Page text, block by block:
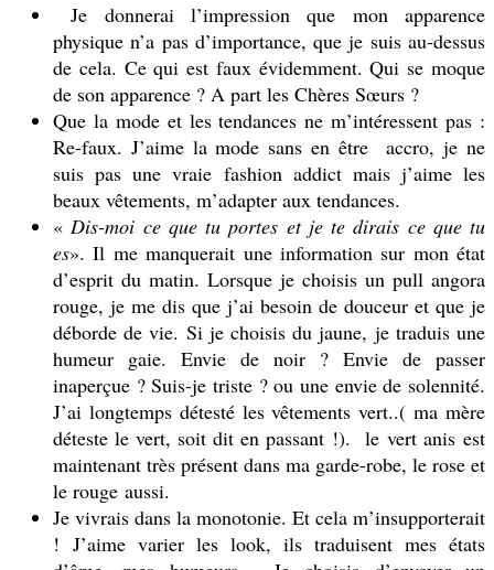
Je donnerai l’impression que mon apparence
physique n’a pas d’importance, que je suis au-dessus
de cela. Ce qui est faux évidemment. Qui se moque
de son apparence ? A part les Chères Sœurs ?
Que la mode et les tendances ne m’intéressent pas :
Re-faux. J’aime la mode sans en être accro, je ne
suis pas une vraie fashion addict mais j’aime les
beaux vêtements, m’adapter aux tendances.
«Dis-moi ce que tu portes et je te dirais ce que tu
es». Il me manquerait une information sur mon état
d’esprit du matin. Lorsque je choisis un pull angora
rouge, je me dis que j’ai besoin de douceur et que je
déborde de vie. Si je choisis du jaune, je traduis une
humeur gaie. Envie de noir ? Envie de passer
inaperçue ? Suis-je triste ? ou une envie de solennité.
J’ai longtemps détesté les vêtements vert..( ma mère
déteste le vert, soit dit en passant !). le vert anis est
maintenant très présent dans ma garde-robe, le rose et
le rouge aussi.
Je vivrais dans la monotonie. Et cela m’insupporterait
! J’aime varier les look, ils traduisent mes états